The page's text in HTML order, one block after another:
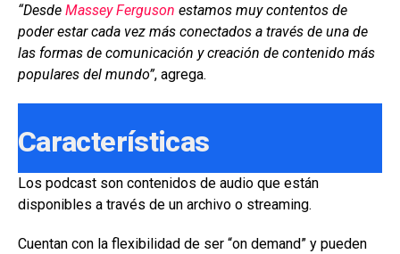
“Desde Massey Ferguson estamos muy contentos de
poder estar cada vez más conectados a través de una de
las formas de comunicación y creación de contenido más
populares del mundo”, agrega.
Características
Los podcast son contenidos de audio que están
disponibles a través de un archivo o streaming.
Cuentan con la flexibilidad de ser “on demand” y pueden